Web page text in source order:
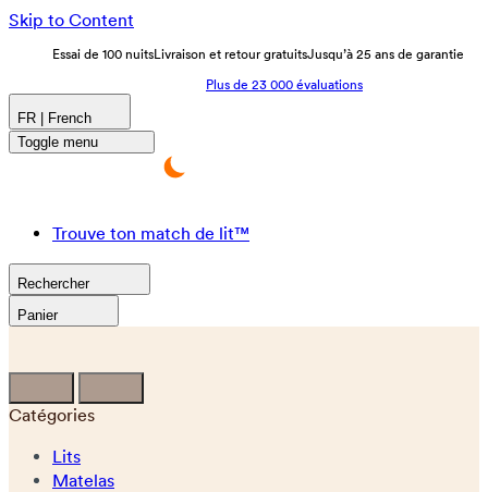
Skip to Content
Essai de 100 nuitsLivraison et retour gratuitsJusqu’à 25 ans de garantie
Plus de 23 000 évaluations
FR | French
Toggle menu
Trouve ton match de lit™
Rechercher
Panier
Catégories
Lits
Matelas